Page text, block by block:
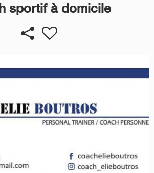
sportif à domicile